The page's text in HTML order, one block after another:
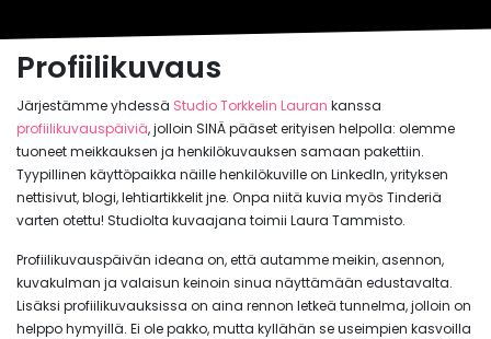
Profiilikuvaus
Järjestämme yhdessä Studio Torkkelin Lauran kanssa
profiilikuvauspäiviä, jolloin SINÄ pääset erityisen helpolla: olemme
tuoneet meikkauksen ja henkilökuvauksen samaan pakettiin.
Tyypillinen käyttöpaikka näille henkilökuville on LinkedIn, yrityksen
nettisivut, blogi, lehtiartikkelit jne. Onpa niitä kuvia myös Tinderiä
varten otettu! Studiolta kuvaajana toimii Laura Tammisto.
Profiilikuvauspäivän ideana on, että autamme meikin, asennon,
kuvakulman ja valaisun keinoin sinua näyttämään edustavalta.
Lisäksi profiilikuvauksissa on aina rennon letkeä tunnelma, jolloin on
helppo hymyillä. Ei ole pakko, mutta kyllähän se useimpien kasvoilla